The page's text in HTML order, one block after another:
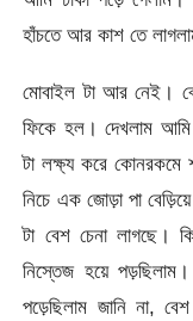
হাঁচতে আর কাশ তে
মোবাইল টা আর নেই।
ফিকে হল। দেখলাম আমি
টা লক্ষ্য করে কোনরকমে
নিচে এক জোড়া পা
টা বেশ চেনা
নিস্তেজ হয়ে
পড়েছিলাম জানি না,